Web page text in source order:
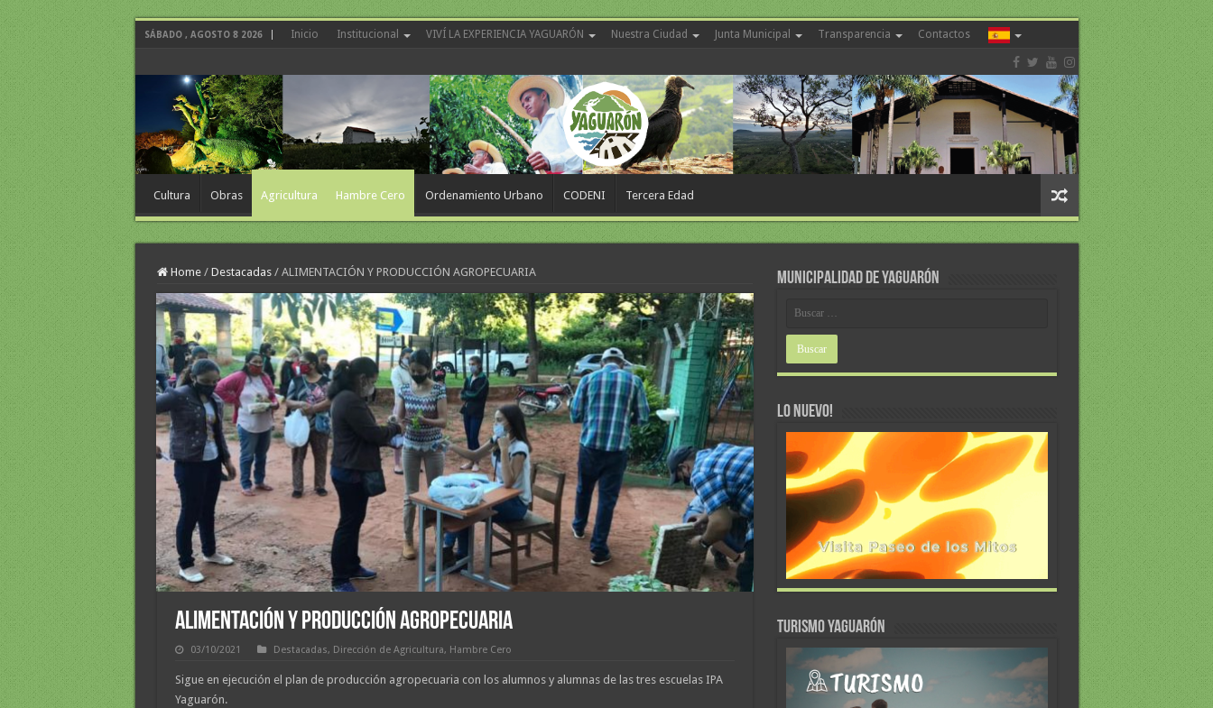
SÁBADO , AGOSTO 8 2026 Inicio Institucional VIVÍ LA EXPERIENCIA YAGUARÓN Nuestra Ciudad Junta Municipal Transparencia Contactos
Cultura Obras Agricultura Hambre Cero Ordenamiento Urbano CODENI Tercera Edad
Home / Destacadas / ALIMENTACIÓN Y PRODUCCIÓN AGROPECUARIA
ALIMENTACIÓN Y PRODUCCIÓN AGROPECUARIA
03/10/2021 Destacadas, Dirección de Agricultura, Hambre Cero
Sigue en ejecución el plan de producción agropecuaria con los alumnos y alumnas de las tres escuelas IPA
Yaguarón.
MUNICIPALIDAD DE YAGUARÓN
LO NUEVO!
TURISMO YAGUARÓN